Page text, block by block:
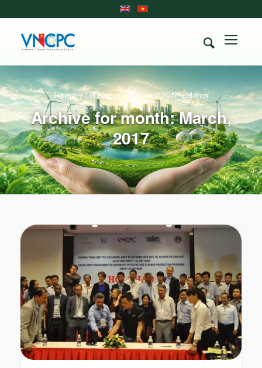
Archive for month: March,
2017
Home / Tin tức /Giới thiệu /2017 /March